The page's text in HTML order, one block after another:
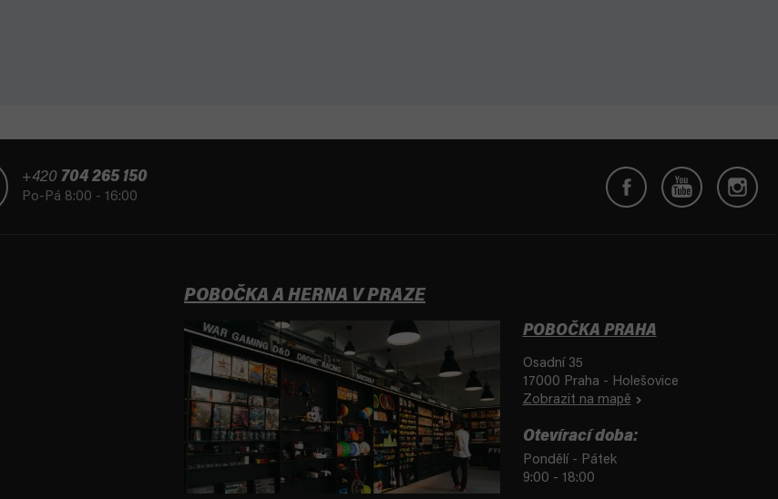
+420 704 265 150
Po-Pá 8:00 - 16:00
POBOČKA A HERNA V PRAZE
POBOČKA PRAHA
Osadní 35
17000 Praha - Holešovice
Zobrazit na mapě
Otevírací doba:
Pondělí - Pátek
9:00 - 18:00